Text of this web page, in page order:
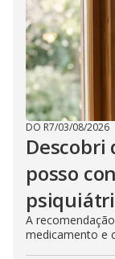
DO R7/03/08/2026
Descobri
posso
A
medicamento e